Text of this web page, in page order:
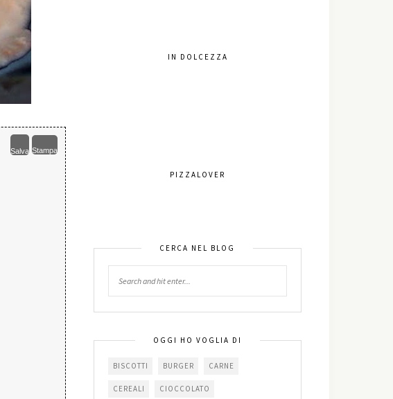
Salva Stampa
IN DOLCEZZA
PIZZALOVER
CERCA NEL BLOG
OGGI HO VOGLIA DI
BISCOTTI BURGER CARNE
CEREALI CIOCCOLATO